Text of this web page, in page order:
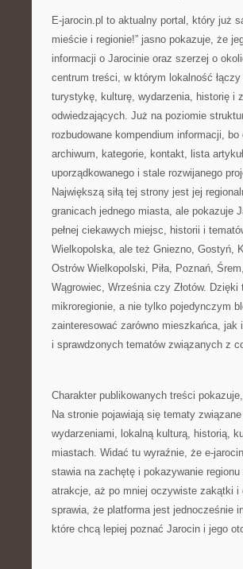
E-jarocin.pl to aktualny portal, który już
mieście i regionie!” jasno pokazuje, że
informacji o Jarocinie oraz szerzej o
centrum treści, w którym lokalność
turystykę, kulturę, wydarzenia, historię i
odwiedzających. Już na poziomie
rozbudowane kompendium informacji,
archiwum, kategorie, kontakt, lista
uporządkowanego i stale rozwijanego
Największą siłą tej strony jest jej
granicach jednego miasta, ale pokazuje
pełnej ciekawych miejsc, historii i
Wielkopolska, ale też Gniezno, Gostyń,
Ostrów Wielkopolski, Piła, Poznań,
Wągrowiec, Września czy Złotów.
mikroregionie, a nie tylko pojedynczym
zainteresować zarówno mieszkańca,
i sprawdzonych tematów związanych z
Charakter publikowanych treści
Na stronie pojawiają się tematy
wydarzeniami, lokalną kulturą, historią,
miastach. Widać tu wyraźnie, że e-
stawia na zachętę i pokazywanie
atrakcje, aż po mniej oczywiste zakątki i
sprawia, że platforma jest jednocześnie
które chcą lepiej poznać Jarocin i jego